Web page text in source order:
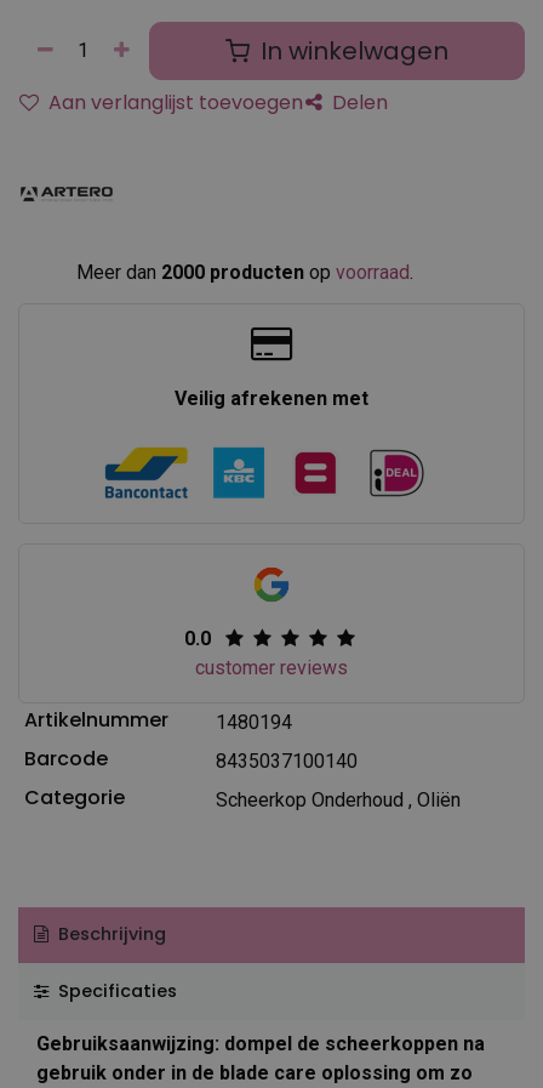
In winkelwagen
Aan verlanglijst toevoegen Delen
Meer dan 2000 producten op voorraad
Veilig afrekenen met
0.0
customer reviews
Artikelnummer 1480194
Barcode 8435037100140
Categorie Scheerkop Onderhoud , Oliën
Beschrijving
Specificaties
Gebruiksaanwijzing: dompel de scheerkoppen na
gebruik onder in de blade care oplossing om zo